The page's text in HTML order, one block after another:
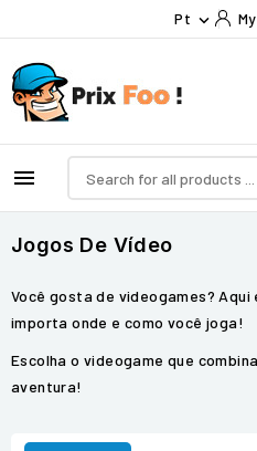
Pt 

Jogos De Vídeo
Você gosta de videogames?
importa onde e como você joga!
Escolha o videogame que
aventura!